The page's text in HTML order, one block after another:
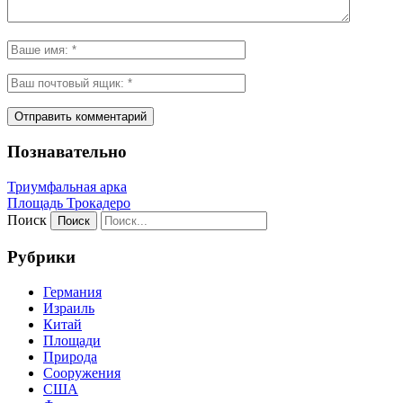
Познавательно
Триумфальная арка
Площадь Трокадеро
Поиск
Рубрики
Германия
Израиль
Китай
Площади
Природа
Сооружения
США